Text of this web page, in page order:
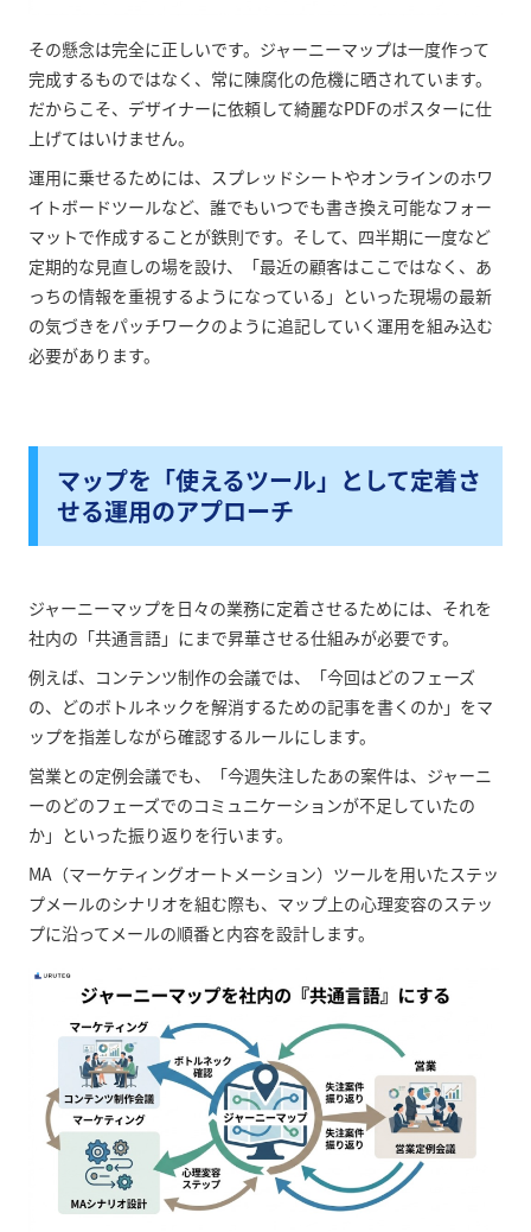
その懸念は完全に正しいです。ジャーニーマップは一度作って
完成するものではなく、常に陳腐化の危機に晒されています。
だからこそ、デザイナーに依頼して綺麗なPDFのポスターに仕
上げてはいけません。
運用に乗せるためには、スプレッドシートやオンラインのホワ
イトボードツールなど、誰でもいつでも書き換え可能なフォー
マットで作成することが鉄則です。そして、四半期に一度など
定期的な見直しの場を設け、「最近の顧客はここではなく、あ
っちの情報を重視するようになっている」といった現場の最新
の気づきをパッチワークのように追記していく運用を組み込む
必要があります。
マップを「使えるツール」として定着さ
せる運用のアプローチ
ジャーニーマップを日々の業務に定着させるためには、それを
社内の「共通言語」にまで昇華させる仕組みが必要です。
例えば、コンテンツ制作の会議では、「今回はどのフェーズ
の、どのボトルネックを解消するための記事を書くのか」をマ
ップを指差しながら確認するルールにします。
営業との定例会議でも、「今週失注したあの案件は、ジャーニ
ーのどのフェーズでのコミュニケーションが不足していたの
か」といった振り返りを行います。
MA（マーケティングオートメーション）ツールを用いたステッ
プメールのシナリオを組む際も、マップ上の心理変容のステッ
プに沿ってメールの順番と内容を設計します。